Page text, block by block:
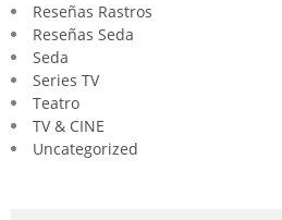
Reseñas Rastros
Reseñas Seda
Seda
Series TV
Teatro
TV & CINE
Uncategorized